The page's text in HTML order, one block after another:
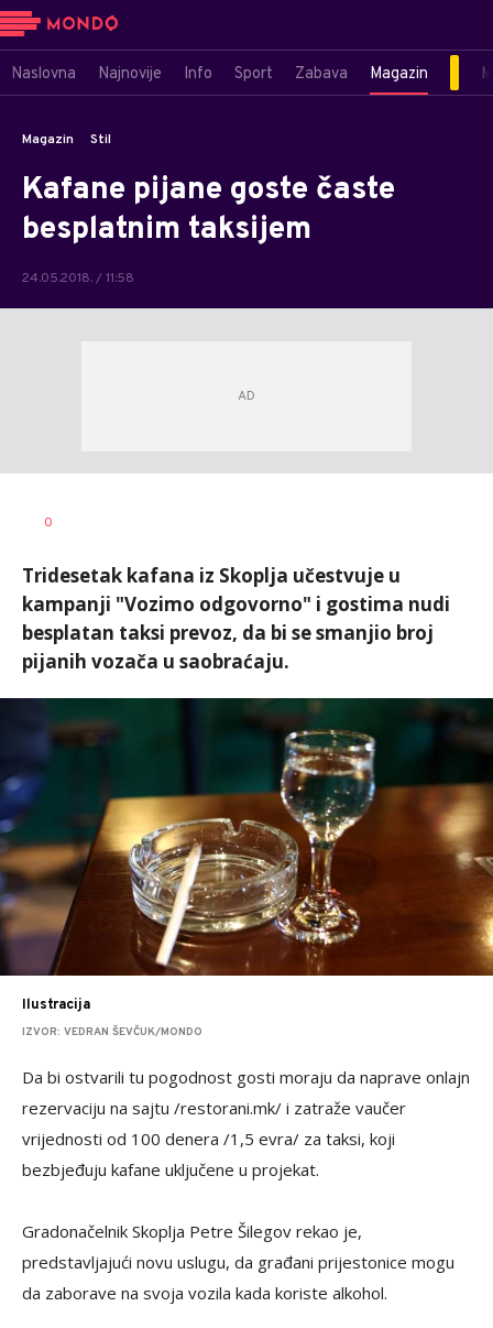
Naslovna Najnovije Info Sport Zabava Magazin
Magazin Stil
Kafane pijane goste časte
besplatnim taksijem
24.05.2018. / 11:58
AUTOR
0
Tridesetak kafana iz Skoplja učestvuje u
kampanji "Vozimo odgovorno" i gostima nudi
besplatan taksi prevoz, da bi se smanjio broj
pijanih vozača u saobraćaju.
Ilustracija
IZVOR: VEDRAN ŠEVČUK/MONDO
Da bi ostvarili tu pogodnost gosti moraju da naprave onlajn
rezervaciju na sajtu /restorani.mk/ i zatraže vaučer
vrijednosti od 100 denera /1,5 evra/ za taksi, koji
bezbjeđuju kafane uključene u projekat.
Gradonačelnik Skoplja Petre Šilegov rekao je,
predstavljajući novu uslugu, da građani prijestonice mogu
da zaborave na svoja vozila kada koriste alkohol.